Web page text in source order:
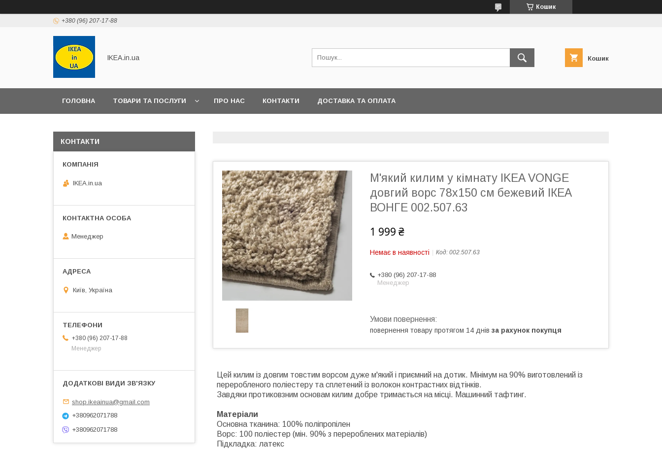
Кошик
+380 (96) 207-17-88
IKEA.in.ua Кошик
ГОЛОВНА ТОВАРИ ТА ПОСЛУГИ ПРО НАС КОНТАКТИ ДОСТАВКА ТА ОПЛАТА
М'який килим у кімнату IKEA VONGE
довгий ворс 78x150 см бежевий ІКЕА
ВОНГЕ 002.507.63
1 999 ₴
Немає в наявності Код: 002.507.63
+380 (96) 207-17-88
Менеджер
повернення товару протягом 14 днів за рахунок покупця
Цей килим із довгим товстим ворсом дуже м'який і приємний на дотик. Мінімум на 90% виготовлений із
переробленого поліестеру та сплетений із волокон контрастних відтінків.
Завдяки протиковзним основам килим добре тримається на місці. Машинний тафтинг.
Матеріали
Основна тканина: 100% поліпропілен
Ворс: 100 поліестер (мін. 90% з перероблених матеріалів)
Підкладка: латекс
КОНТАКТИ
IKEA.in.ua
Менеджер
Київ, Україна
+380 (96) 207-17-88
Менеджер
shop.ikeainua@gmail.com
+380962071788
+380962071788